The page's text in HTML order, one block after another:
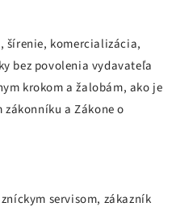
šírenie, komercializácia,
bez povolenia vydavateľa
krokom a žalobám, ako je
a Zákone o
servisom, zákazník